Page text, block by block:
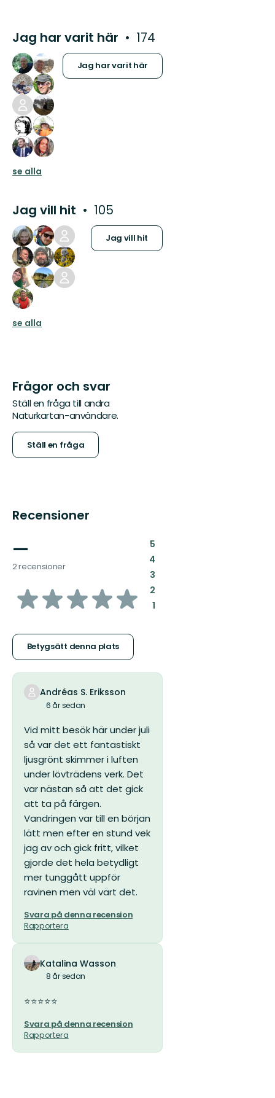
Jag har varit här 174
Jag har varit här
se alla
Jag vill hit 105
Jag vill hit
se alla
Frågor och svar
Ställ en fråga till andra
Naturkartan-användare.
Ställ en fråga
Recensioner
—
2 recensioner
av
stjärnor
Betygsätt denna plats
5:
4:
3:
2:
1:
Andréas S. Eriksson
6 år sedan
Vid mitt besök här under juli
så var det ett fantastiskt
ljusgrönt skimmer i luften
under lövträdens verk. Det
var nästan så att det gick
att ta på färgen.
Vandringen var till en början
lätt men efter en stund vek
jag av och gick fritt, vilket
gjorde det hela betydligt
mer tunggått uppför
ravinen men väl värt det.
Svara på denna recension
Rapportera
Katalina Wasson
8 år sedan
⭐️⭐️⭐️⭐️⭐️
Svara på denna recension
Rapportera